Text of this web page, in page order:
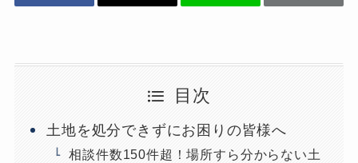
目次
土地を処分できずにお困りの皆様へ
相談件数150件超！場所すら分からない土